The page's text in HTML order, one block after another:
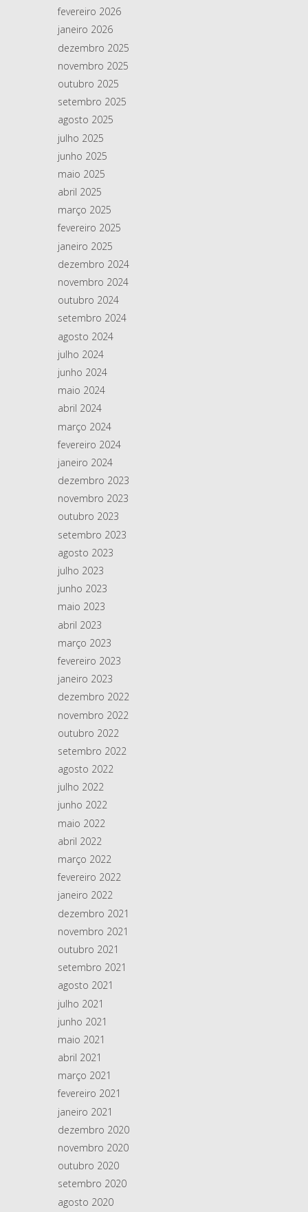
fevereiro 2026
janeiro 2026
dezembro 2025
novembro 2025
outubro 2025
setembro 2025
agosto 2025
julho 2025
junho 2025
maio 2025
abril 2025
março 2025
fevereiro 2025
janeiro 2025
dezembro 2024
novembro 2024
outubro 2024
setembro 2024
agosto 2024
julho 2024
junho 2024
maio 2024
abril 2024
março 2024
fevereiro 2024
janeiro 2024
dezembro 2023
novembro 2023
outubro 2023
setembro 2023
agosto 2023
julho 2023
junho 2023
maio 2023
abril 2023
março 2023
fevereiro 2023
janeiro 2023
dezembro 2022
novembro 2022
outubro 2022
setembro 2022
agosto 2022
julho 2022
junho 2022
maio 2022
abril 2022
março 2022
fevereiro 2022
janeiro 2022
dezembro 2021
novembro 2021
outubro 2021
setembro 2021
agosto 2021
julho 2021
junho 2021
maio 2021
abril 2021
março 2021
fevereiro 2021
janeiro 2021
dezembro 2020
novembro 2020
outubro 2020
setembro 2020
agosto 2020